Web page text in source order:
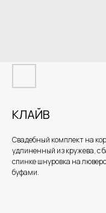
КЛАЙВ
Свадебный комплект на
удлиненный из кружева, с
спинке шнуровка на
буфами.